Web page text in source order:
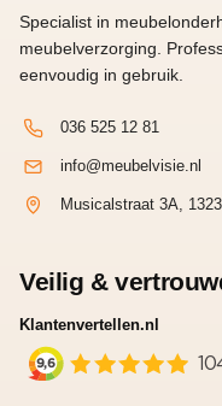
Specialist in
meubelverzorging.
eenvoudig in gebruik.
036 525 12 81
info@meubelvisie.nl
Musicalstraat 3A,
Veilig &
Klantenvertellen.nl